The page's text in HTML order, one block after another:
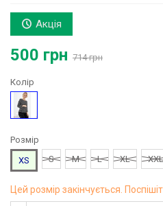
Акція
500 грн 714 грн
Колір
Чорний
Розмір
XS
S M L XL XXL
Цей розмір закінчується.